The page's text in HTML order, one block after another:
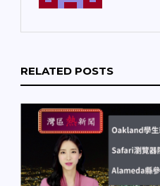
RELATED POSTS